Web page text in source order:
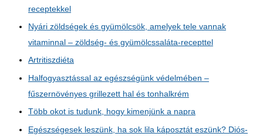
receptekkel
Nyári zöldségek és gyümölcsök, amelyek tele vannak
vitaminnal – zöldség- és gyümölcssaláta-recepttel
Artritiszdiéta
Halfogyasztással az egészségünk védelmében –
fűszernövényes grillezett hal és tonhalkrém
Több okot is tudunk, hogy kimenjünk a napra
Egészségesek leszünk, ha sok lila káposztát eszünk? Diós-